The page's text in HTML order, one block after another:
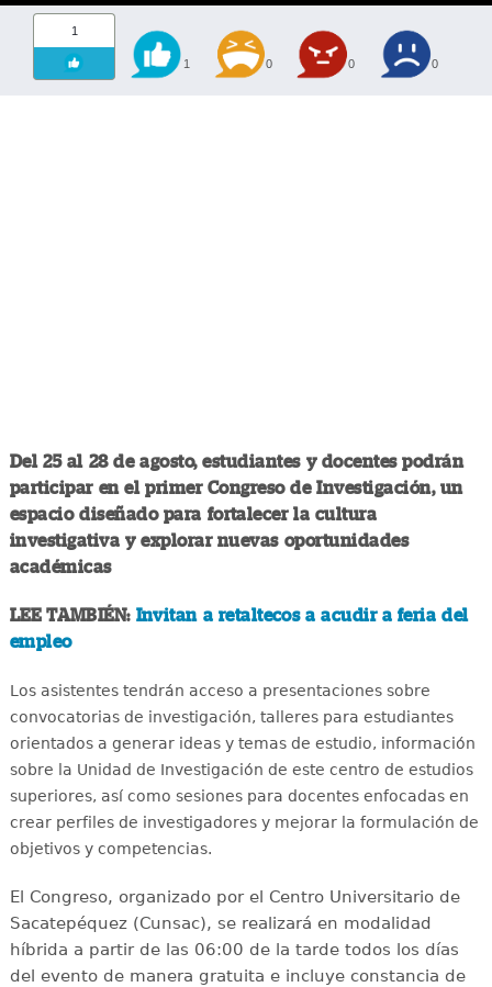
1
1 0 0 0
Del 25 al 28 de agosto, estudiantes y docentes podrán
participar en el primer Congreso de Investigación, un
espacio diseñado para fortalecer la cultura
investigativa y explorar nuevas oportunidades
académicas
LEE TAMBIÉN: Invitan a retaltecos a acudir a feria del
empleo
Los asistentes tendrán acceso a presentaciones sobre
convocatorias de investigación, talleres para estudiantes
orientados a generar ideas y temas de estudio, información
sobre la Unidad de Investigación de este centro de estudios
superiores, así como sesiones para docentes enfocadas en
crear perfiles de investigadores y mejorar la formulación de
objetivos y competencias.
El Congreso, organizado por el Centro Universitario de
Sacatepéquez (Cunsac), se realizará en modalidad
híbrida a partir de las 06:00 de la tarde todos los días
del evento de manera gratuita e incluye constancia de